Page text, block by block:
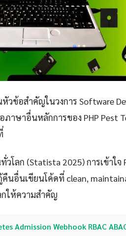
หัวข้อสำคัญในวงการ Software
ษาอื่นหลักการของ PHP Pest
ก (Statista 2025) การเข้าใจ
นอื่นเขียนโค้ดที่ clean,
ให้ความสำคัญ
Admission Webhook RBAC